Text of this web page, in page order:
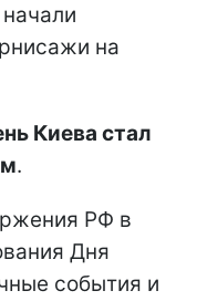
на
Киева стал
.
РФ в
Дня
события и